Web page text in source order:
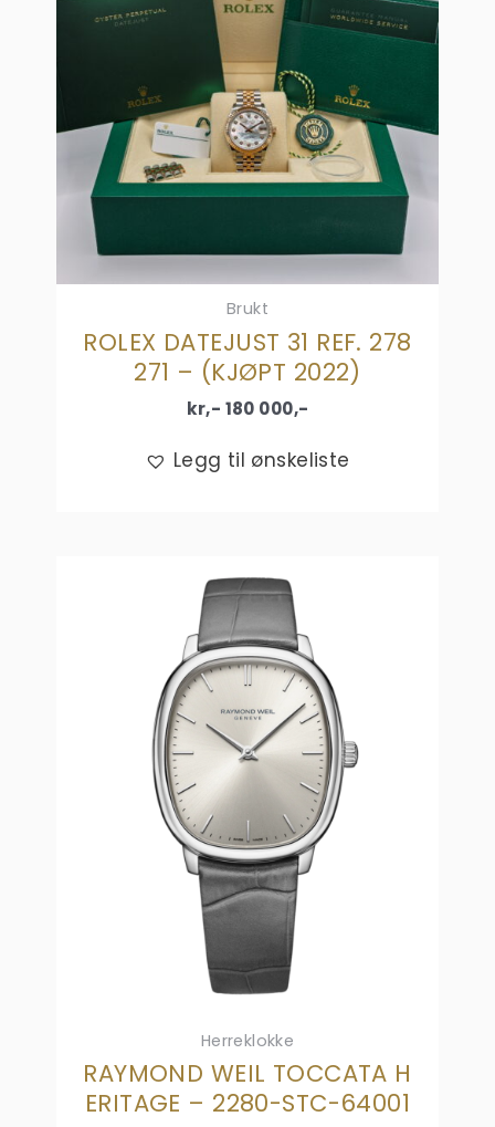
Brukt
ROLEX DATEJUST 31 REF. 278
271 – (KJØPT 2022)
kr,- 180 000,-
Legg til ønskeliste
Herreklokke
RAYMOND WEIL TOCCATA H
ERITAGE – 2280-STC-64001